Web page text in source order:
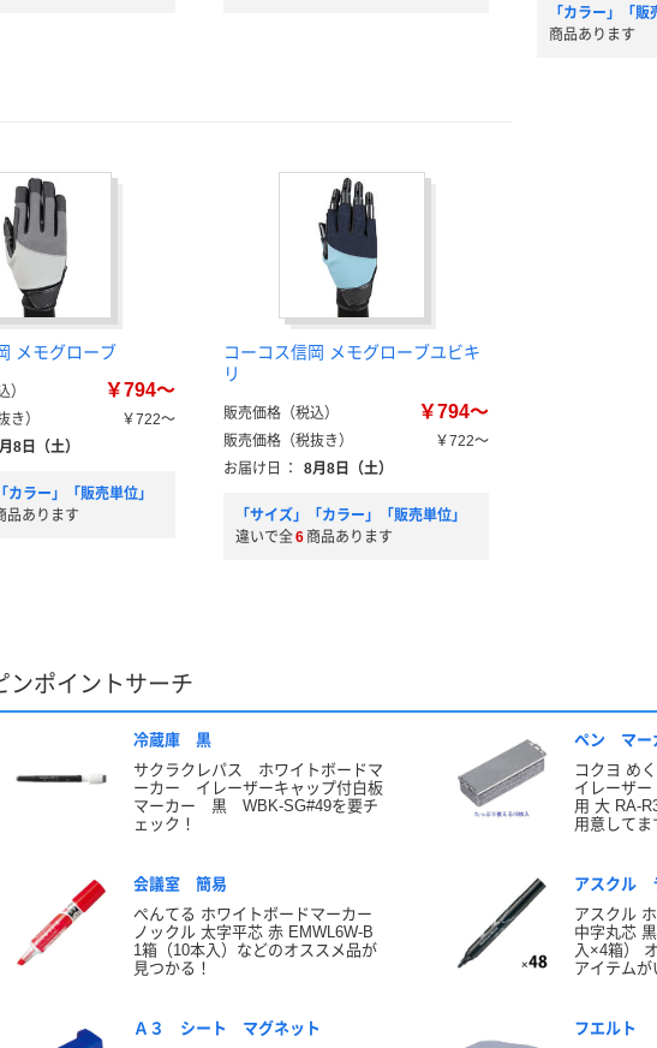
「カラー」「販
商品あります
メモグローブ
） ￥794～
き）
￥722～
8日（土）
カラー」「販売単位」
品あります
コーコス信岡 メモグローブユビキ
リ
販売価格（税込） ￥794～
販売価格（税抜き）
￥722～
お届け日
： 8月8日（土）
「サイズ」「カラー」「販売単位」
違いで全6 商品あります
ポイントサーチ
冷蔵庫 黒
サクラクレパス ホワイトボードマ
ーカー イレーザーキャップ付白板
マーカー 黒 WBK-SG#49を要チ
ェック！
ペン マー
コクヨ め
イレーザー
用 大 RA-
用意してま
会議室 簡易
ぺんてる ホワイトボードマーカー
ノックル 太字平芯 赤 EMWL6W-B
1箱（10本入）などのオススメ品が
見つかる！
アスクル
アスクル
中字丸芯
入×4箱）
アイテムが
Ａ３ シート マグネット
フエルト